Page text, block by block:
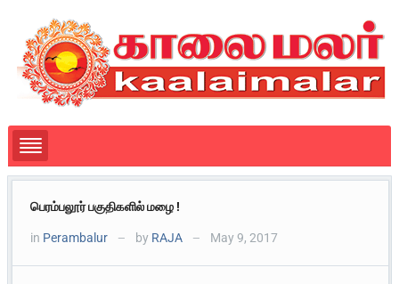
பெரம்பலூர் பகுதிகளில் மழை !
in Perambalur — by RAJA — May 9, 2017